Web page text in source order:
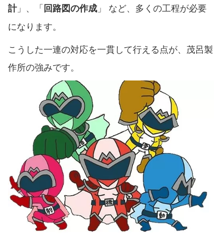
計」、「回路図の作成 」 など、多くの工程が必要
になります。
こうした一連の対応を一貫して行える点が、茂呂製
作所の強みです。